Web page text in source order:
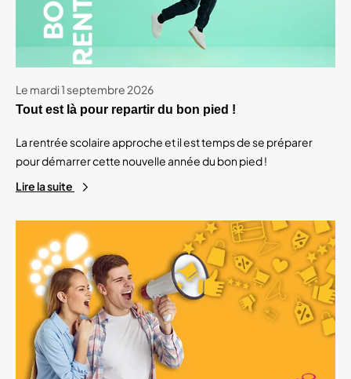
Le mardi 1 septembre 2026
Tout est là pour repartir du bon pied !
La rentrée scolaire approche et il est temps de se préparer
pour démarrer cette nouvelle année du bon pied !
Lire la suite